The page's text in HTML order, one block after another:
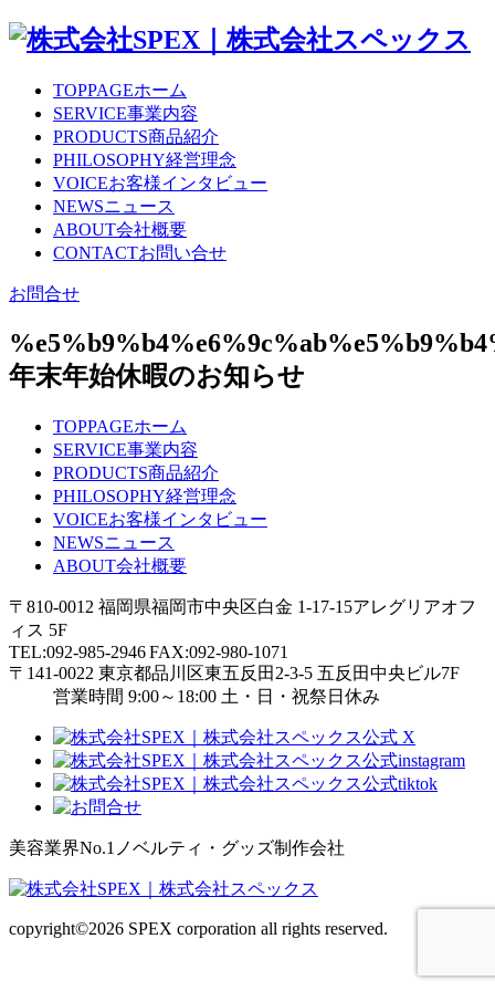
TOPPAGEホーム
SERVICE事業内容
PRODUCTS商品紹介
PHILOSOPHY経営理念
VOICEお客様インタビュー
NEWSニュース
ABOUT会社概要
CONTACTお問い合せ
お問合せ
年末年始休暇のお知らせ
TOPPAGEホーム
SERVICE事業内容
PRODUCTS商品紹介
PHILOSOPHY経営理念
VOICEお客様インタビュー
NEWSニュース
ABOUT会社概要
〒810-0012 福岡県福岡市中央区白金 1-17-15アレグリアオフ
ィス 5F
TEL:092-985-2946 FAX:092-980-1071
〒141-0022 東京都品川区東五反田2-3-5 五反田中央ビル7F
営業時間 9:00～18:00 土・日・祝祭日休み
美容業界No.1ノベルティ・グッズ制作会社
copyright©2026 SPEX corporation all rights reserved.